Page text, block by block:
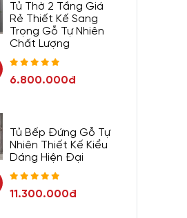
Tủ Thờ 2 Tầng Giá
Rẻ Thiết Kế Sang
Trọng Gỗ Tự Nhiên
Chất Lượng
6.800.000đ
Tủ Bếp Đứng Gỗ Tự
Nhiên Thiết Kế Kiểu
Dáng Hiện Đại
11.300.000đ